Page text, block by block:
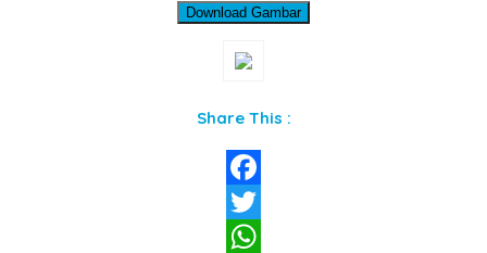
Download Gambar
Share This :
Facebook
Twitter